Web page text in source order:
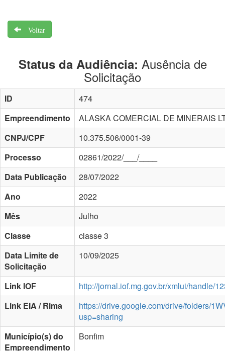
Voltar
Status da Audiência: Ausência de
Solicitação
ID
474
Empreendimento
ALASKA COMERCIAL DE MINERAIS
CNPJ/CPF
10.375.506/0001-39
Processo
02861/2022/___/____
Data Publicação
28/07/2022
Ano
2022
Mês
Julho
Classe
classe 3
Data Limite de
Solicitação
10/09/2025
Link IOF
http://jornal.iof.mg.gov.br/xmlui/handle/
Link EIA / Rima
https://drive.google.com/drive/folders/
usp=sharing
Município(s) do
Empreendimento
Bonfim